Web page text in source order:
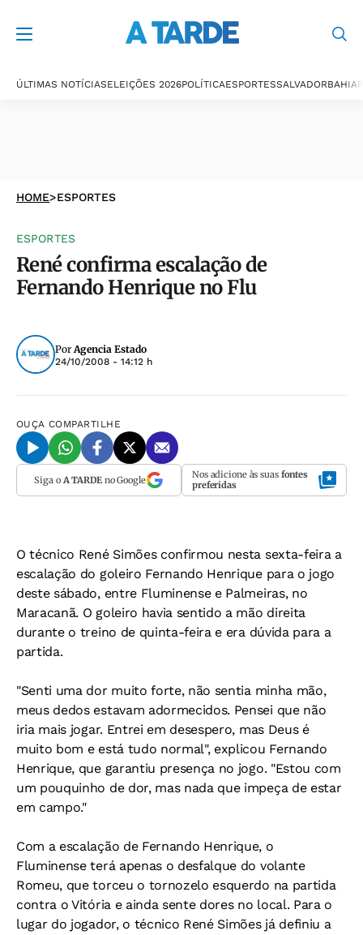
ÚLTIMAS NOTÍCIASELEIÇÕES 2026POLÍTICAESPORTESSALVADORBAHIA
HOME>ESPORTES
ESPORTES
René confirma escalação de
Fernando Henrique no Flu
PorAgencia Estado
24/10/2008 - 14:12 h
OUÇA COMPARTILHE
Siga o A TARDEno Google Nos adicione às suas fontes
preferidas
O técnico René Simões confirmou nesta sexta-feira a
escalação do goleiro Fernando Henrique para o jogo
deste sábado, entre Fluminense e Palmeiras, no
Maracanã. O goleiro havia sentido a mão direita
durante o treino de quinta-feira e era dúvida para a
partida.
"Senti uma dor muito forte, não sentia minha mão,
meus dedos estavam adormecidos. Pensei que não
iria mais jogar. Entrei em desespero, mas Deus é
muito bom e está tudo normal", explicou Fernando
Henrique, que garantiu presença no jogo. "Estou com
um pouquinho de dor, mas nada que impeça de estar
em campo."
Com a escalação de Fernando Henrique, o
Fluminense terá apenas o desfalque do volante
Romeu, que torceu o tornozelo esquerdo na partida
contra o Vitória e ainda sente dores no local. Para o
lugar do jogador, o técnico René Simões já definiu a